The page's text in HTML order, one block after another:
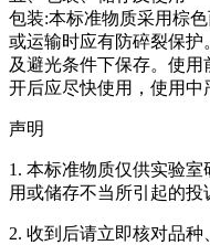
包装:本标准物质采用棕
或运输时应有防碎裂保
及避光条件下保存。使
开后应尽快使用，使用中
声明
1. 本标准物质仅供实验
用或储存不当所引起的投
2. 收到后请立即核对品